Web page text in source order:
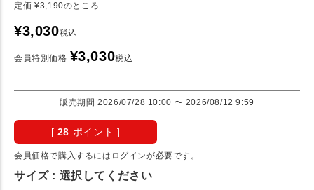
定価 ¥3,190のところ
¥3,030税込
会員特別価格 ¥3,030税込
販売期間 2026/07/28 10:00 〜 2026/08/12 9:59
[ 28 ポイント ]
会員価格で購入するにはログインが必要です。
サイズ 選択してください